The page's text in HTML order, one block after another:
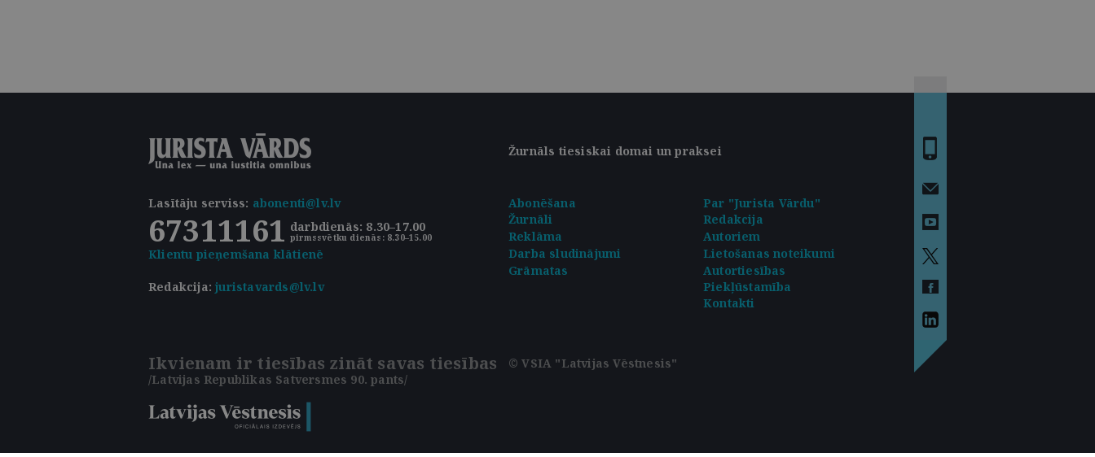
Žurnāls tiesiskai domai un praksei
Lasītāju serviss: abonenti@lv.lv
67311161 darbdienās: 8.30–17.00
pirmssvētku dienās: 8.30–15.00
Klientu pieņemšana klātienē
Abonēšana
Par "Jurista Vārdu"
Žurnāli
Redakcija
Reklāma
Autoriem
Darba sludinājumi
Lietošanas noteikumi
Redakcija:juristavards@lv.lv
Grāmatas
Autortiesības
Piekļūstamība
Kontakti
Ikvienam ir tiesības zināt savas tiesības
/Latvijas Republikas Satversmes 90. pants/
© VSIA "Latvijas Vēstnesis"